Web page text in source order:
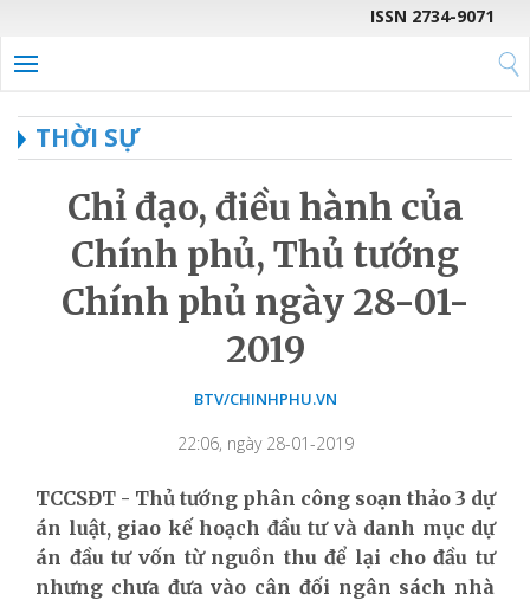
ISSN 2734-9071
THỜI SỰ
Chỉ đạo, điều hành của
Chính phủ, Thủ tướng
Chính phủ ngày 28-01-
2019
BTV/CHINHPHU.VN
22:06, ngày 28-01-2019
TCCSĐT - Thủ tướng phân công soạn thảo 3 dự
án luật, giao kế hoạch đầu tư và danh mục dự
án đầu tư vốn từ nguồn thu để lại cho đầu tư
nhưng chưa đưa vào cân đối ngân sách nhà